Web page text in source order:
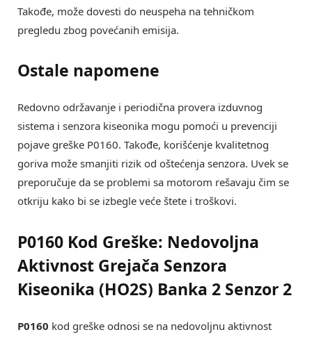
Takođe, može dovesti do neuspeha na tehničkom
pregledu zbog povećanih emisija.
Ostale napomene
Redovno održavanje i periodična provera izduvnog
sistema i senzora kiseonika mogu pomoći u prevenciji
pojave greške P0160. Takođe, korišćenje kvalitetnog
goriva može smanjiti rizik od oštećenja senzora. Uvek se
preporučuje da se problemi sa motorom rešavaju čim se
otkriju kako bi se izbegle veće štete i troškovi.
P0160 Kod Greške: Nedovoljna
Aktivnost Grejača Senzora
Kiseonika (HO2S) Banka 2 Senzor 2
P0160 kod greške odnosi se na nedovoljnu aktivnost